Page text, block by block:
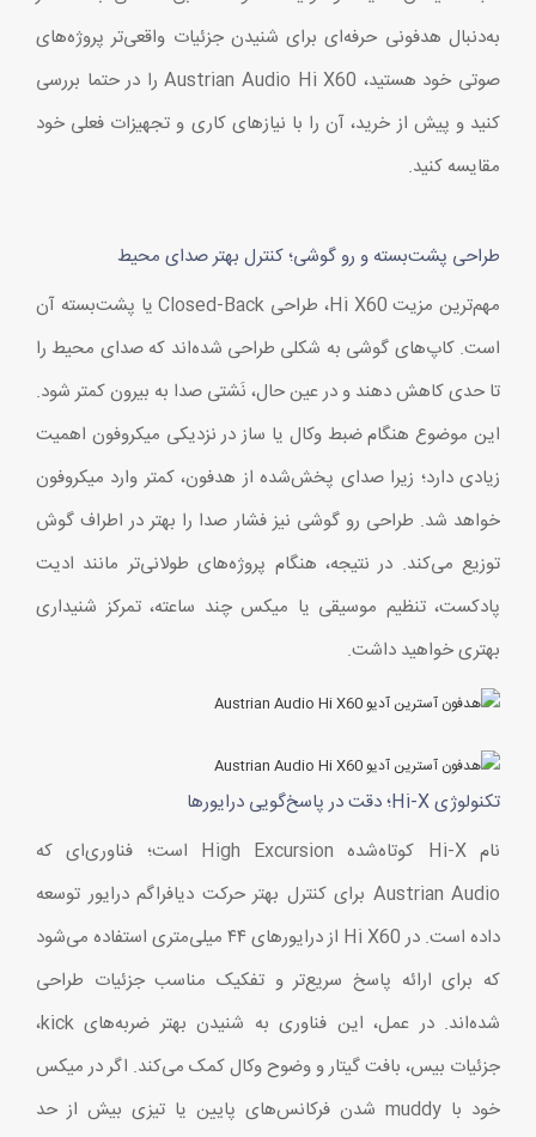
به‌دنبال هدفونی حرفه‌ای برای شنیدن جزئیات واقعی‌تر پروژه‌های
صوتی خود هستید، Austrian Audio Hi X60 را در حتما بررسی
کنید و پیش از خرید، آن را با نیازهای کاری و تجهیزات فعلی خود
مقایسه کنید.
طراحی پشت‌بسته و رو گوشی؛ کنترل بهتر صدای محیط
مهم‌ترین مزیت Hi X60، طراحی Closed-Back یا پشت‌بسته آن
است. کاپ‌های گوشی به شکلی طراحی شده‌اند که صدای محیط را
تا حدی کاهش دهند و در عین حال، نَشتی صدا به بیرون کمتر شود.
این موضوع هنگام ضبط وکال یا ساز در نزدیکی میکروفون اهمیت
زیادی دارد؛ زیرا صدای پخش‌شده از هدفون، کمتر وارد میکروفون
خواهد شد. طراحی رو گوشی نیز فشار صدا را بهتر در اطراف گوش
توزیع می‌کند. در نتیجه، هنگام پروژه‌های طولانی‌تر مانند ادیت
پادکست، تنظیم موسیقی یا میکس چند ساعته، تمرکز شنیداری
بهتری خواهید داشت.
تکنولوژی Hi-X؛ دقت در پاسخ‌گویی درایورها
نام Hi-X کوتاه‌شده High Excursion است؛ فناوری‌ای که
Austrian Audio برای کنترل بهتر حرکت دیافراگم درایور توسعه
داده است. در Hi X60 از درایورهای ۴۴ میلی‌متری استفاده می‌شود
که برای ارائه پاسخ سریع‌تر و تفکیک مناسب جزئیات طراحی
شده‌اند. در عمل، این فناوری به شنیدن بهتر ضربه‌های kick،
جزئیات بیس، بافت گیتار و وضوح وکال کمک می‌کند. اگر در میکس
خود با muddy شدن فرکانس‌های پایین یا تیزی بیش از حد